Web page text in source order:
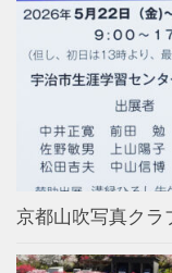
京都山吹写真クラ